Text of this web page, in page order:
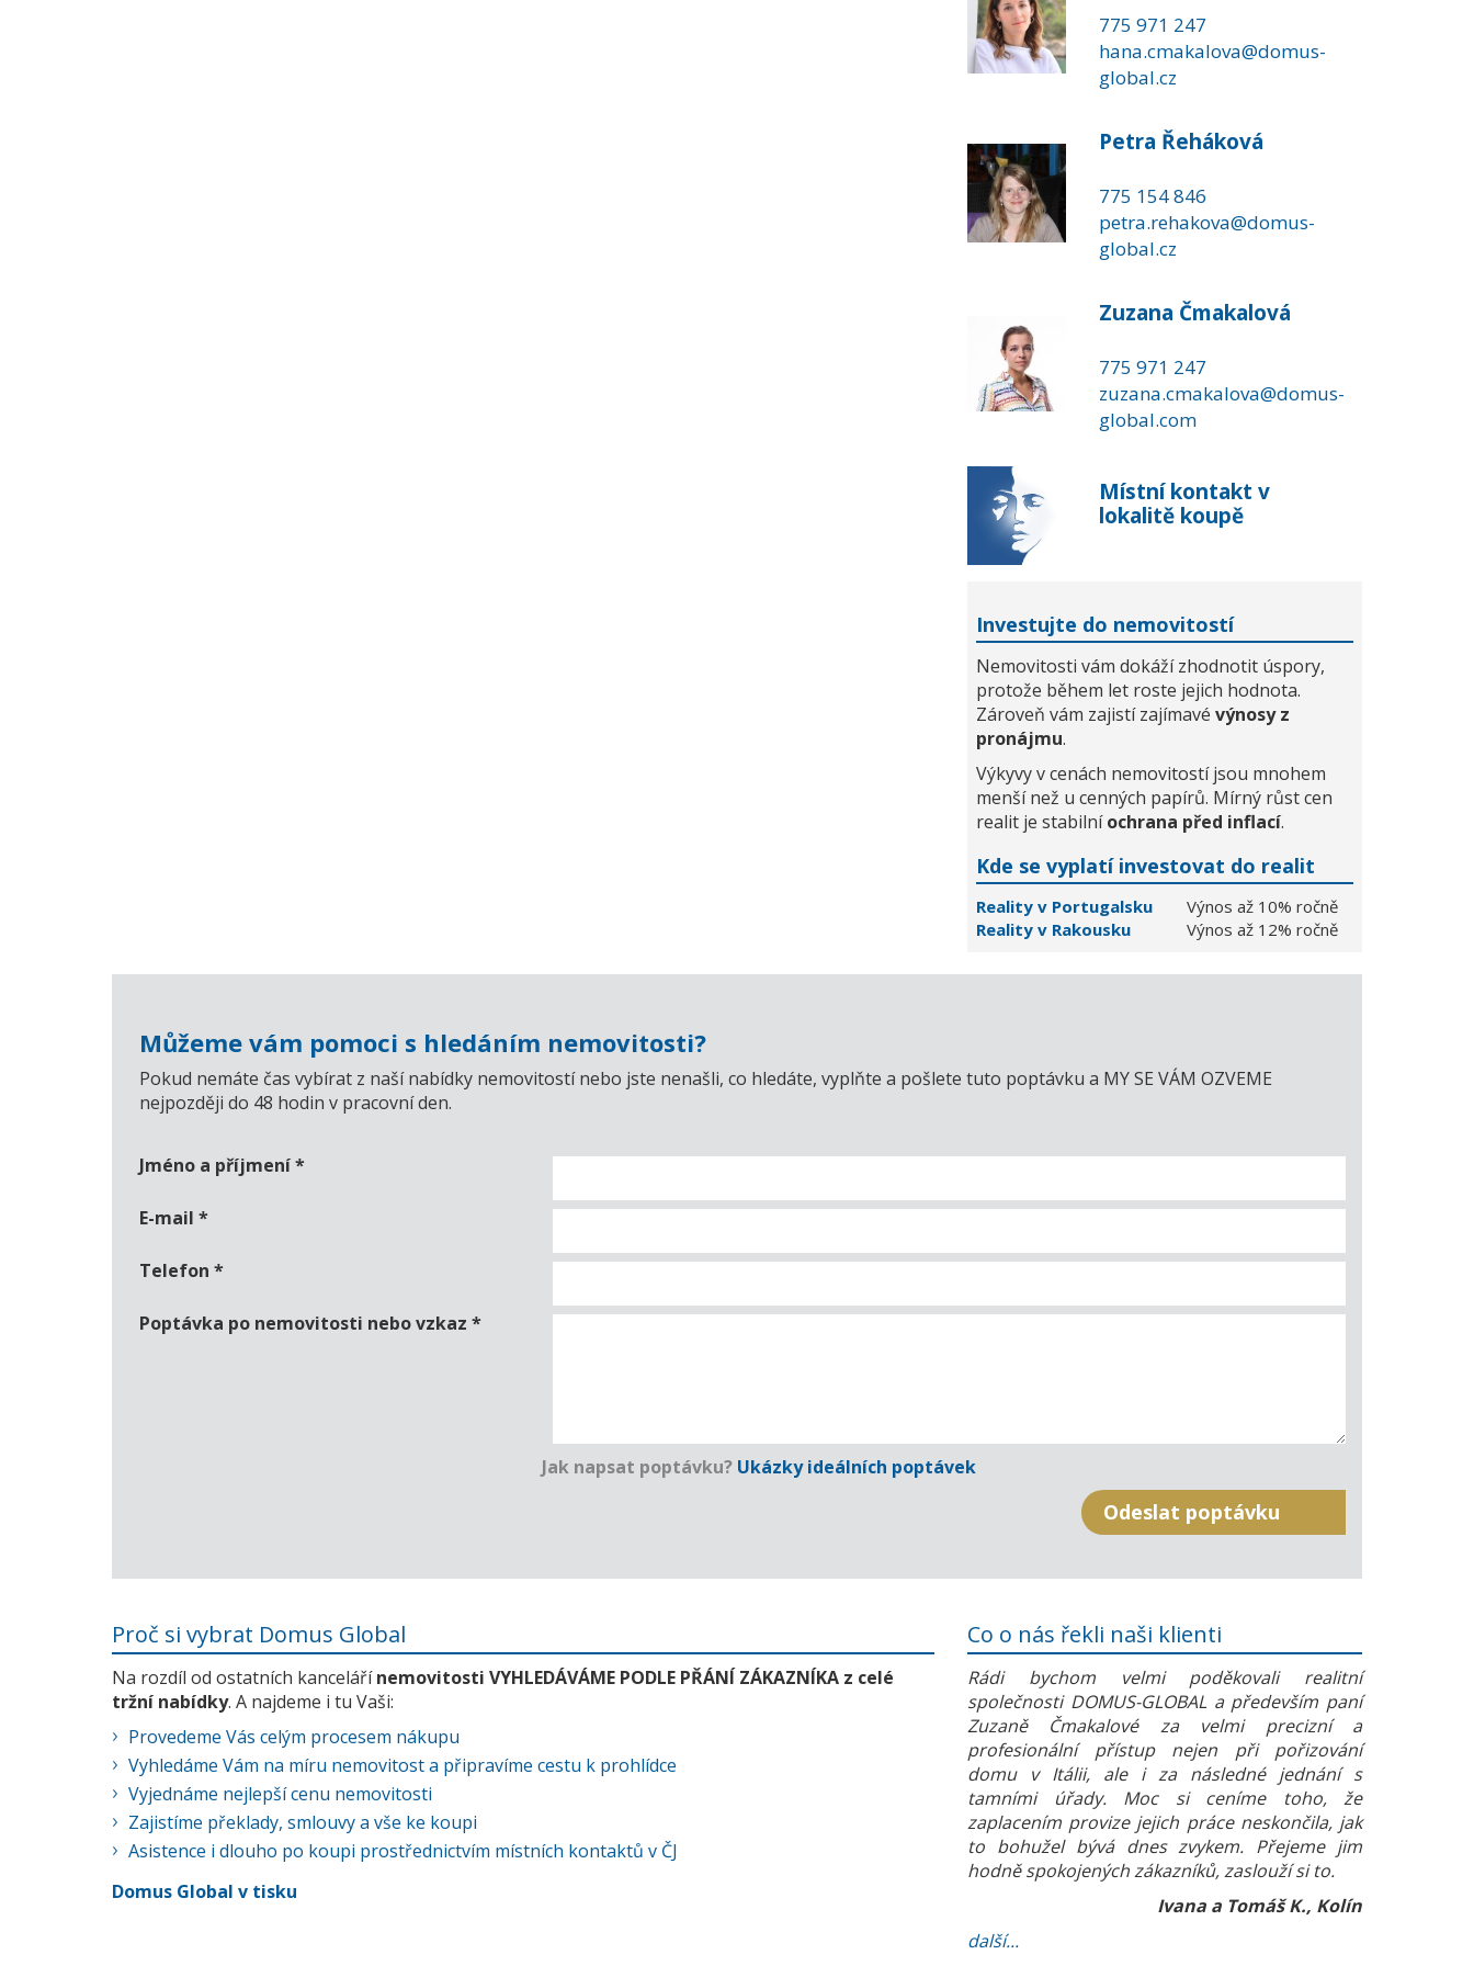
775 971 247
hana.cmakalova@domus-
global.cz
Petra Řeháková
775 154 846
petra.rehakova@domus-
global.cz
Zuzana Čmakalová
775 971 247
zuzana.cmakalova@domus-
global.com
Místní kontakt v
lokalitě koupě
Investujte do nemovitostí
Nemovitosti vám dokáží zhodnotit úspory,
protože během let roste jejich hodnota.
Zároveň vám zajistí zajímavé výnosy z
pronájmu.
Výkyvy v cenách nemovitostí jsou mnohem
menší než u cenných papírů. Mírný růst cen
realit je stabilníochrana před inflací.
Kde se vyplatí investovat do realit
Reality v Portugalsku
Výnos až 10% ročně
Reality v Rakousku
Výnos až 12% ročně
Můžeme vám pomoci s hledáním nemovitosti?
Pokud nemáte čas vybírat z naší nabídky nemovitostí nebo jste nenašli, co hledáte, vyplňte a pošlete tuto poptávku a MY SE VÁM OZVEME
nejpozději do 48 hodin v pracovní den.
Jméno a příjmení*
E-mail *
Telefon *
Poptávka po nemovitosti nebo vzkaz *
Jak napsat poptávku? Ukázky ideálních poptávek
Proč si vybrat Domus Global
Na rozdíl od ostatních kancelářínemovitosti VYHLEDÁVÁME PODLE PŘÁNÍ ZÁKAZNÍKA z celé
tržní nabídky. A najdeme i tu Vaši:
Provedeme Vás celým procesem nákupu
Vyhledáme Vám na míru nemovitost a připravíme cestu k prohlídce
Vyjednáme nejlepší cenu nemovitosti
Zajistíme překlady, smlouvy a vše ke koupi
Asistence i dlouho po koupi prostřednictvím místních kontaktů v ČJ
Domus Global v tisku
Co o nás řekli naši klienti
Rádi bychom velmi poděkovali realitní
společnosti DOMUS-GLOBAL a především paní
Zuzaně Čmakalové za velmi precizní a
profesionální přístup nejen při pořizování
domu v Itálii, ale i za následné jednání s
tamními úřady. Moc si ceníme toho, že
zaplacením provize jejich práce neskončila, jak
to bohužel bývá dnes zvykem. Přejeme jim
hodně spokojených zákazníků, zaslouží si to.
Ivana a Tomáš K., Kolín
další...